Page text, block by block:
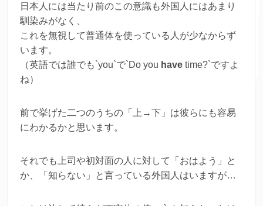
日本人には当たり前のこの意識も外国人にはあまり
馴染みがなく、
これを無視して普通体を使っている人が少なからず
います。
（英語では誰でも`you`で`Do you have time?`ですよ
ね）
前で挙げた二つのうちの「上→下」は彼らにも容易
にわかるかと思います。
それでも上司や初対面の人に対して「おはよう」と
か、「知らない」と言っている外国人はいますが…